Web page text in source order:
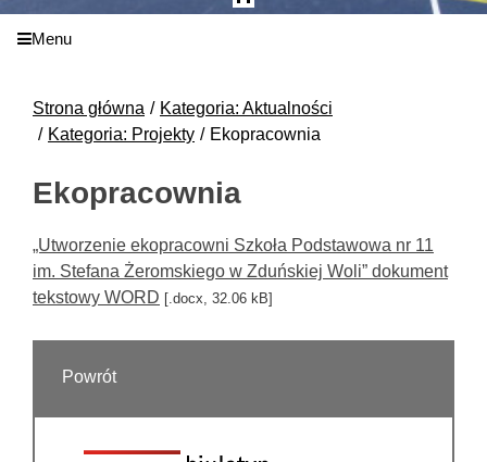
Menu
Strona główna
Kategoria: Aktualności
Kategoria: Projekty
Ekopracownia
Ekopracownia
„Utworzenie ekopracowni Szkoła Podstawowa nr 11
im. Stefana Żeromskiego w Zduńskiej Woli” dokument
tekstowy WORD [.docx, 32.06 kB]
Powrót